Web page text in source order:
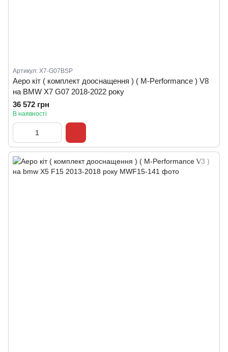
Артикул: X7-G07BSP
Аеро кіт ( комплект дооснащення ) ( M-Performance ) V8
на BMW X7 G07 2018-2022 року
36 572 грн
В наявності